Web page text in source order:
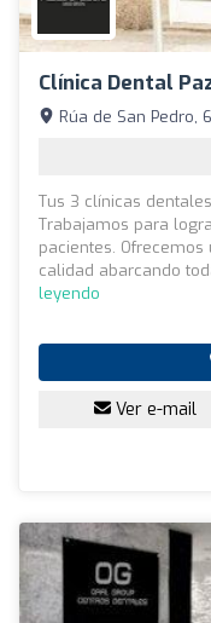
Clínica Dental
Rúa de San Pedro,
Tus 3 clínicas
Trabajamos para
pacientes.
calidad abarcando
leyendo
Ver e-mail